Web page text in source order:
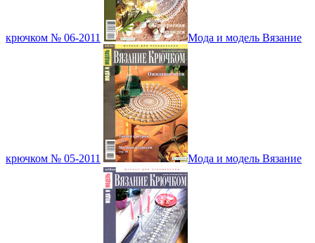
крючком № 06-2011 Мода и модель Вязание
крючком № 05-2011 Мода и модель Вязание